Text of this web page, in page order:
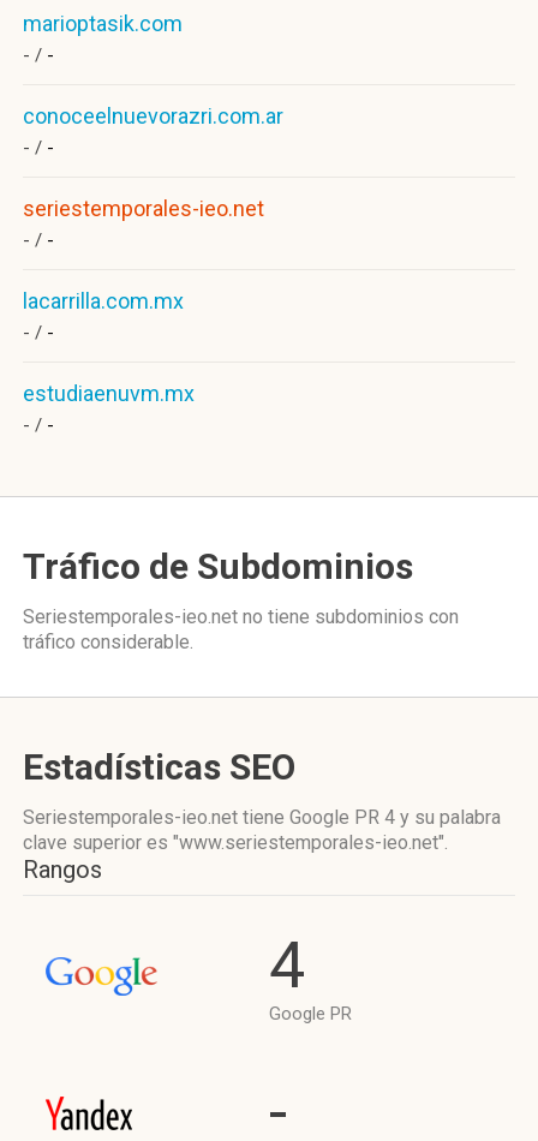
marioptasik.com
- / -
conoceelnuevorazri.com.ar
- / -
seriestemporales-ieo.net
- / -
lacarrilla.com.mx
- / -
estudiaenuvm.mx
- / -
Tráfico de Subdominios
Seriestemporales-ieo.net no tiene subdominios con
tráfico considerable.
Estadísticas SEO
Seriestemporales-ieo.net tiene Google PR 4 y su palabra
clave superior es "www.seriestemporales-ieo.net".
Rangos
4
Google PR
-